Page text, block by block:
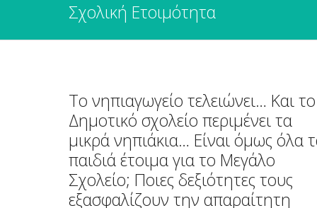
Σχολική Ετοιμότητα
Το νηπιαγωγείο τελειώνει… Και το
Δημοτικό σχολείο περιμένει τα
μικρά νηπιάκια… Είναι όμως όλα
παιδιά έτοιμα για το Μεγάλο
Σχολείο; Ποιες δεξιότητες τους
εξασφαλίζουν την απαραίτητη